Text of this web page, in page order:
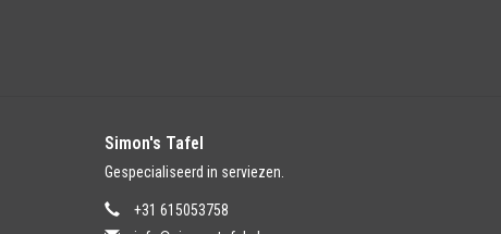
Simon's Tafel
Gespecialiseerd in serviezen.
+31 615053758